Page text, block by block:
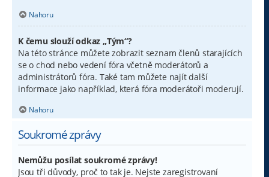
Nahoru
K čemu slouží odkaz „Tým“?
Na této stránce můžete zobrazit seznam členů starajících
se o chod nebo vedení fóra včetně moderátorů a
administrátorů fóra. Také tam můžete najít další
informace jako například, která fóra moderátoři moderují.
Nahoru
Soukromé zprávy
Nemůžu posílat soukromé zprávy!
Jsou tři důvody, proč to tak je. Nejste zaregistrovaní